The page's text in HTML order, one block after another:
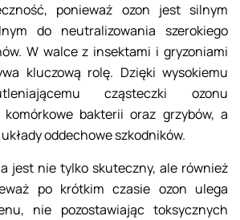
ponieważ ozon jest silnym
do neutralizowania szerokiego
W walce z insektami i gryzoniami
kluczową rolę. Dzięki wysokiemu
cząsteczki ozonu
komórkowe bakterii oraz grzybów, a
oddechowe szkodników.
jest nie tylko skuteczny, ale również
po krótkim czasie ozon ulega
nie pozostawiając toksycznych